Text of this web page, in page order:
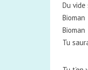
Du
Bioman
Bioman
Tu